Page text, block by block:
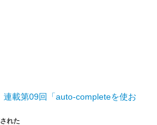
連載第09回「auto-completeを使お
れた